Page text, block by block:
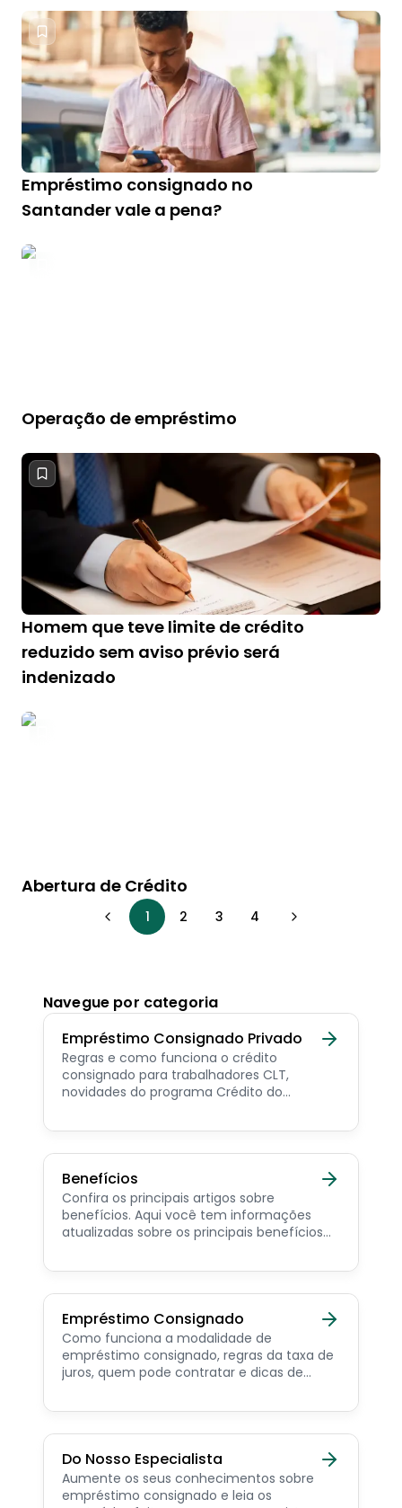
Empréstimo consignado no
Santander vale a pena?
Operação de empréstimo
Homem que teve limite de crédito
reduzido sem aviso prévio será
indenizado
Abertura de Crédito
1 2 3 4
Navegue por categoria
Empréstimo Consignado Privado
Regras e como funciona o crédito
consignado para trabalhadores CLT,
novidades do programa Crédito do
consignado privado.
Benefícios
Confira os principais artigos sobre
benefícios. Aqui você tem informações
atualizadas sobre os principais benefícios
pensionista e beneficiários de programas
Empréstimo Consignado
Como funciona a modalidade de
empréstimo consignado, regras da taxa de
juros, quem pode contratar e dicas de
Do Nosso Especialista
Aumente os seus conhecimentos sobre
empréstimo consignado e leia os